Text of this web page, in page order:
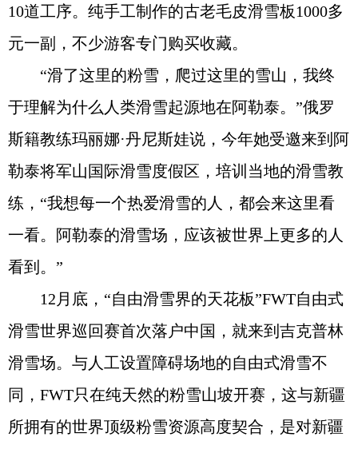
10道工序。纯手工制作的古老毛皮滑雪板1000多
元一副，不少游客专门购买收藏。
“滑了这里的粉雪，爬过这里的雪山，我终
于理解为什么人类滑雪起源地在阿勒泰。”俄罗
斯籍教练玛丽娜·丹尼斯娃说，今年她受邀来到阿
勒泰将军山国际滑雪度假区，培训当地的滑雪教
练，“我想每一个热爱滑雪的人，都会来这里看
一看。阿勒泰的滑雪场，应该被世界上更多的人
看到。”
12月底，“自由滑雪界的天花板”FWT自由式
滑雪世界巡回赛首次落户中国，就来到吉克普林
滑雪场。与人工设置障碍场地的自由式滑雪不
同，FWT只在纯天然的粉雪山坡开赛，这与新疆
所拥有的世界顶级粉雪资源高度契合，是对新疆